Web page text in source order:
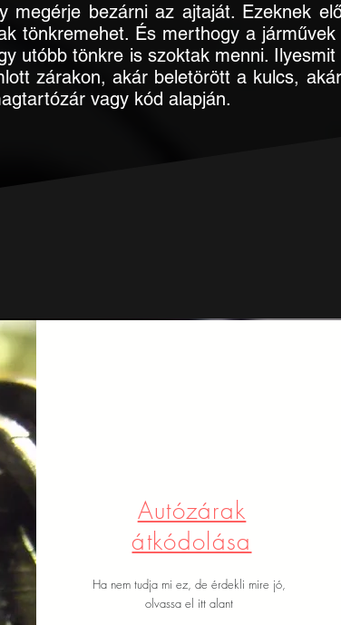
bezárni az ajtaját. Ezeknek
tönkremehet. És merthogy a
utóbb tönkre is szoktak menni.
zárakon, akár beletörött a kulcs,
vagy kód alapján.
Autózárak
átkódolása
Ha nem tudja mi ez, de érdekli mire jó,
olvassa el itt alant